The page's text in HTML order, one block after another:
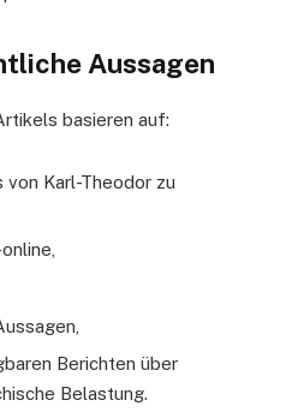
Aussagen
basieren auf:
Karl-Theodor zu
Berichten über
Belastung.